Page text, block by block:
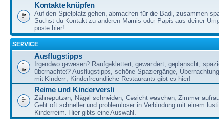
Kontakte knüpfen
Auf den Spielplatz gehen, abmachen für die Badi, zusammen
Suchst du Kontakt zu anderen Mamis oder Papis aus deiner
poste hier!
SERVICE
Ausflugstipps
Irgendwo gewesen? Raufgeklettert, gewandert, geplanscht,
übernachtet? Ausflugstipps, schöne Spaziergänge,
mit Kindern, Kinderfreundliche Restaurants gibt es hier!
Reime und Kinderversli
Zähneputzen, Nägel schneiden, Gesicht waschen, Zimmer
Geht oft schneller und problemloser in Verbindung mit einem
Kinderreim. Hier gibts eine Auswahl.